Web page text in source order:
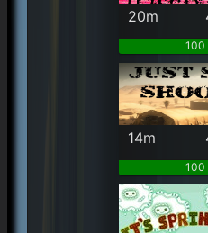
20m
100
14m
100